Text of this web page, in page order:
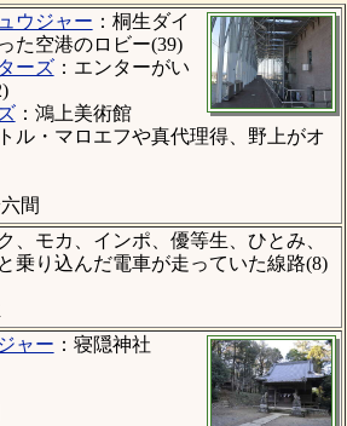
ウジャー ：桐生ダイ
た空港のロビー(39)
ーズ：エンターがい
：鴻上美術館
ル・マロエフや真代理得、野上がオ
間
、モカ、インポ、優等生、ひとみ、
乗り込んだ電車が走っていた線路(8)
ャー ：寝隠神社